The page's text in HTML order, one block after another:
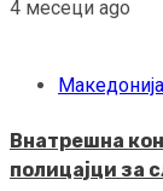
4 месеци ago
Македонија
Внатрешна
полицајци за